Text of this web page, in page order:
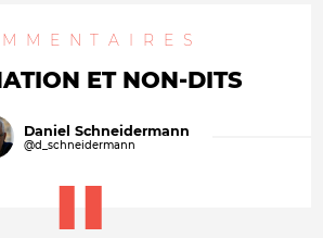
ET NON-DITS
Daniel Schneidermann
@d_schneidermann